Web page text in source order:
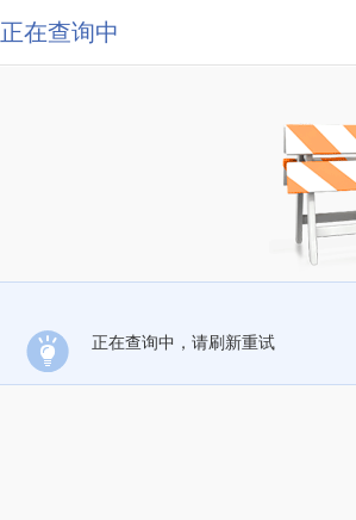
正在查询中
正在查询中，请刷新重试